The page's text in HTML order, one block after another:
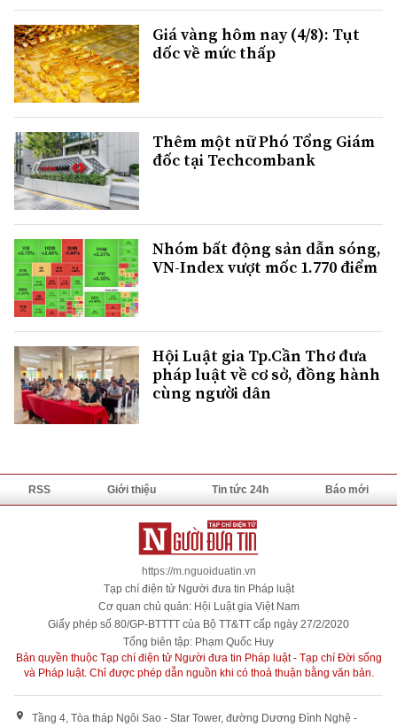
Giá vàng hôm nay (4/8): Tụt
dốc về mức thấp
Thêm một nữ Phó Tổng Giám
đốc tại Techcombank
Nhóm bất động sản dẫn sóng,
VN-Index vượt mốc 1.770 điểm
Hội Luật gia Tp.Cần Thơ đưa
pháp luật về cơ sở, đồng hành
cùng người dân
RSS Giới thiệu Tin tức 24h Báo mới
https://m.nguoiduatin.vn
Tạp chí điện tử Người đưa tin Pháp luật
Cơ quan chủ quản: Hội Luật gia Việt Nam
Giấy phép số 80/GP-BTTTT của Bộ TT&TT cấp ngày 27/2/2020
Tổng biên tập: Phạm Quốc Huy
Bản quyền thuộc Tạp chí điện tử Người đưa tin Pháp luật - Tạp chí Đời sống
và Pháp luật. Chỉ được phép dẫn nguồn khi có thoả thuận bằng văn bản.
Tầng 4, Tòa tháp Ngôi Sao - Star Tower, đường Dương Đình Nghệ -